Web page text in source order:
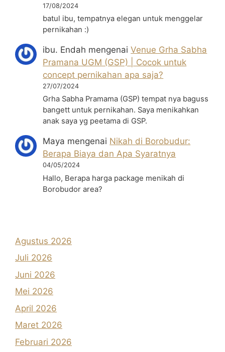
17/08/2024
batul ibu, tempatnya elegan untuk menggelar
pernikahan :)
ibu. Endah mengenaiVenue Grha Sabha
Pramana UGM (GSP) | Cocok untuk
concept pernikahan apa saja?
27/07/2024
Grha Sabha Pramama (GSP) tempat nya baguss
bangett untuk pernikahan. Saya menikahkan
anak saya yg peetama di GSP.
Maya mengenai Nikah di Borobudur:
Berapa Biaya dan Apa Syaratnya
04/05/2024
Hallo, Berapa harga package menikah di
Borobudor area?
Agustus 2026
Juli 2026
Juni 2026
Mei 2026
April 2026
Maret 2026
Februari 2026